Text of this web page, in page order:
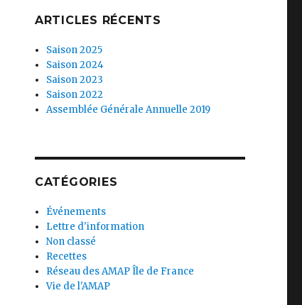
ARTICLES RÉCENTS
Saison 2025
Saison 2024
Saison 2023
Saison 2022
Assemblée Générale Annuelle 2019
CATÉGORIES
Événements
Lettre d'information
Non classé
Recettes
Réseau des AMAP Île de France
Vie de l'AMAP